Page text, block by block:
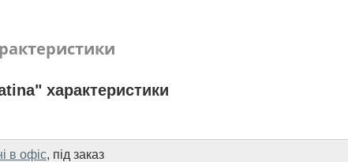
характеристики
в офіс, під заказ